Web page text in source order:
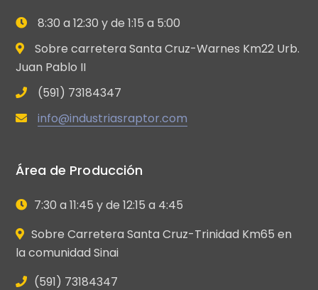
8:30 a 12:30 y de 1:15 a 5:00
Sobre carretera Santa Cruz-Warnes Km22 Urb.
Juan Pablo II
(591) 73184347
info@industriasraptor.com
Área de Producción
7:30 a 11:45 y de 12:15 a 4:45
Sobre Carretera Santa Cruz-Trinidad Km65 en
la comunidad Sinai
(591) 73184347